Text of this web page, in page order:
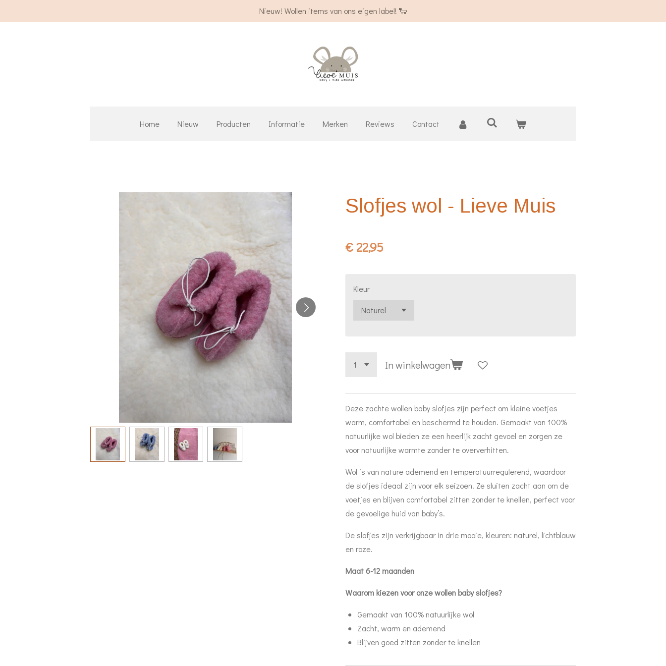
Nieuw! Wollen items van ons eigen label! 🐑
Home Nieuw Producten Informatie Merken Reviews Contact
Slofjes wol - Lieve Muis
€ 22,95
Kleur
In winkelwagen
Deze zachte wollen baby slofjes zijn perfect om kleine voetjes
warm, comfortabel en beschermd te houden. Gemaakt van 100%
natuurlijke wol bieden ze een heerlijk zacht gevoel en zorgen ze
voor natuurlijke warmte zonder te oververhitten.
Wol is van nature ademend en temperatuurregulerend, waardoor
de slofjes ideaal zijn voor elk seizoen. Ze sluiten zacht aan om de
voetjes en blijven comfortabel zitten zonder te knellen, perfect voor
de gevoelige huid van baby’s.
De slofjes zijn verkrijgbaar in drie mooie, kleuren: naturel, lichtblauw
en roze.
Maat 6-12 maanden
Waarom kiezen voor onze wollen baby slofjes?
Gemaakt van 100% natuurlijke wol
Zacht, warm en ademend
Blijven goed zitten zonder te knellen